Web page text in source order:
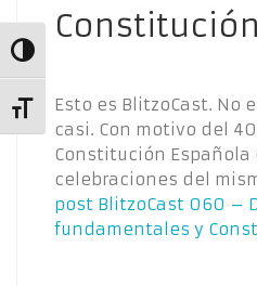
Alternar alto contraste
Alternar tamaño de letra
Esto es BlitzoCast. No
casi. Con motivo del
Constitución Española
celebraciones del
post BlitzoCast 060 –
fundamentales y